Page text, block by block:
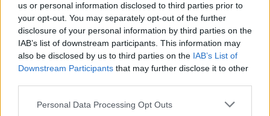
us or personal information disclosed to third parties prior to
your opt-out. You may separately opt-out of the further
disclosure of your personal information by third parties on the
IAB’s list of downstream participants. This information may
also be disclosed by us to third parties on the IAB’s List of
Downstream Participants that may further disclose it to other
Please note that this website/app uses one or more Google
Personal Data Processing Opt Outs
Οι γονείς στη Γερμανία
εμπιστεύονται τους
εμβολιασμούς